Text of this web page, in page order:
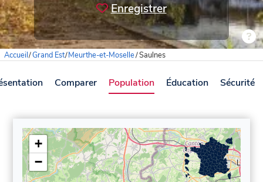
Enregistrer
Accueil/Grand Est/Meurthe-et-Moselle/Saulnes
Comparer Population Éducation Sécurité
+
−